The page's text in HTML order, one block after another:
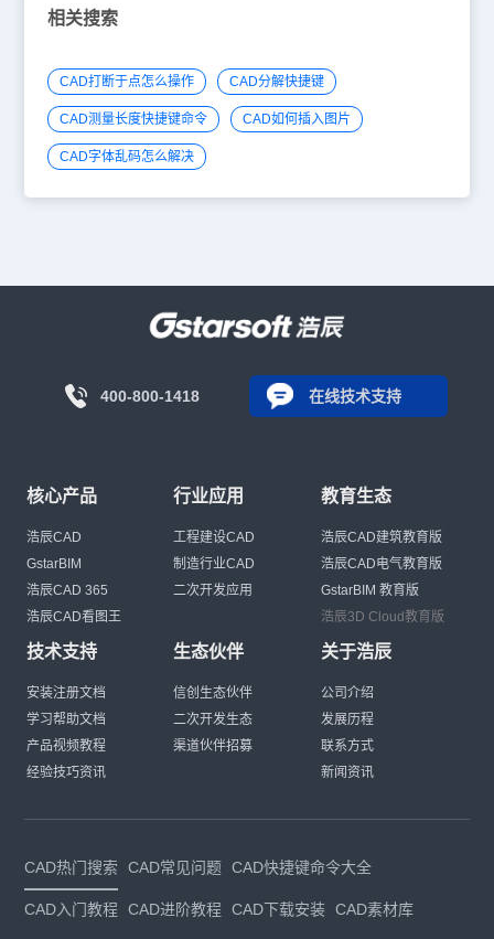
相关搜索
CAD打断于点怎么操作 CAD分解快捷键
CAD测量长度快捷键命令 CAD如何插入图片
CAD字体乱码怎么解决
400-800-1418 在线技术支持
核心产品
浩辰CAD
GstarBIM
浩辰CAD 365
浩辰CAD看图王
行业应用
工程建设CAD
制造行业CAD
二次开发应用
教育生态
浩辰CAD建筑教育版
浩辰CAD电气教育版
GstarBIM 教育版
浩辰3D Cloud教育版
技术支持
安装注册文档
学习帮助文档
产品视频教程
经验技巧资讯
生态伙伴
信创生态伙伴
二次开发生态
渠道伙伴招募
关于浩辰
公司介绍
发展历程
联系方式
新闻资讯
CAD热门搜索 CAD常见问题 CAD快捷键命令大全
CAD入门教程 CAD进阶教程 CAD下载安装 CAD素材库